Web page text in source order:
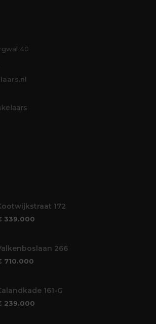
40
172
339.000
266
710.000
161-G
239.000